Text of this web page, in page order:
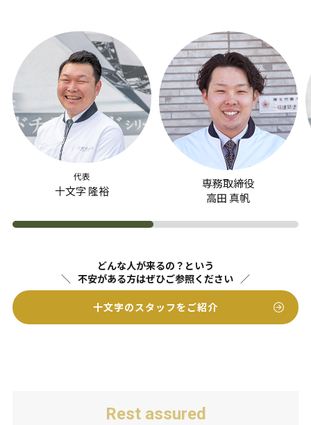
代表
十文字 隆裕
専務取締役
高田 真帆
どんな人が来るの？という
不安がある方はぜひご参照ください
十文字のスタッフをご紹介
Rest assured